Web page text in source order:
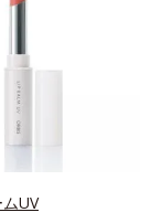
までそのままお待ちく
下地毛穴や小ジワの凹
化粧下地です。保湿成
に働きかけて、肌の
ンとアップ＆リッチな
うにぴたっと密着。乾
ワを目立たなく(*1)
したハリ肌に仕上げま
すのではなくふわり
UV